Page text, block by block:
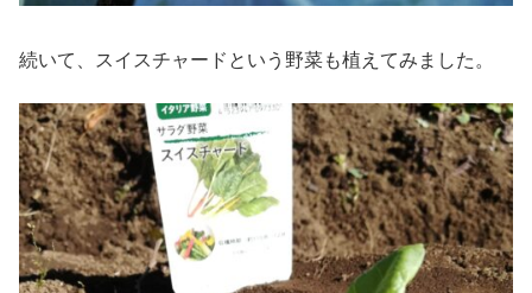
続いて、スイスチャードという野菜も植えてみました。